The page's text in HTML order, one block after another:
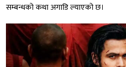
सम्बन्धको कथा अगाडि ल्याएको छ।